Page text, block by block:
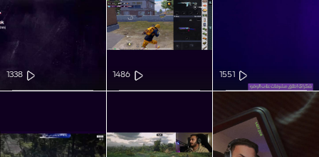
1551
1486
1338